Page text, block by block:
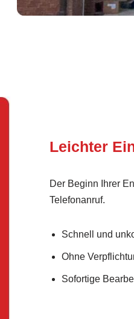
Leichter
Der Beginn Ihrer
Telefonanruf.
Schnell und
Ohne
Sofortige